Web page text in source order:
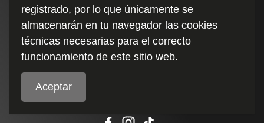
Duración
6:49
registrado, por lo que únicamente se
almacenarán en tu navegador las cookies
técnicas necesarias para el correcto
funcionamiento de este sitio web.
Aceptar